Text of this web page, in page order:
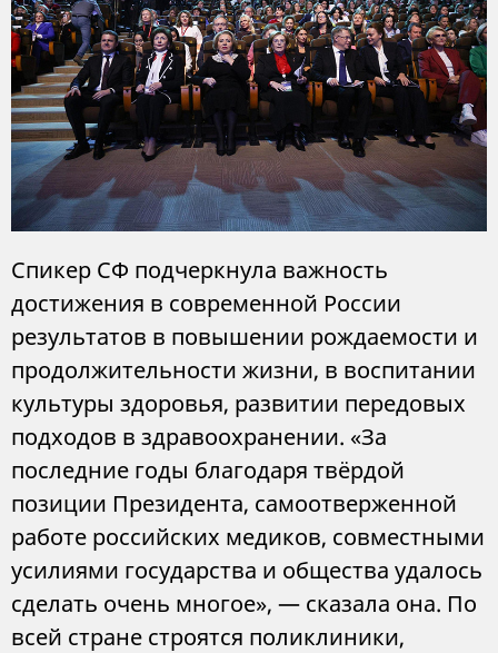
Спикер СФ подчеркнула важность
достижения в современной России
результатов в повышении рождаемости и
продолжительности жизни, в воспитании
культуры здоровья, развитии передовых
подходов в здравоохранении. «За
последние годы благодаря твёрдой
позиции Президента, самоотверженной
работе российских медиков, совместными
усилиями государства и общества удалось
сделать очень многое», — сказала она. По
всей стране строятся поликлиники,